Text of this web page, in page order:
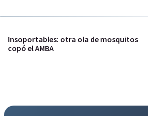
Insoportables: otra ola de mosquitos
copó el AMBA